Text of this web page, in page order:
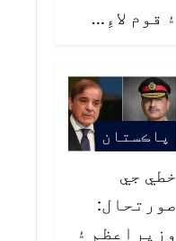
۽ قوم لاءِ…
پاڪستان
خطي جي
صورتحال:
وزيراعظم ۽